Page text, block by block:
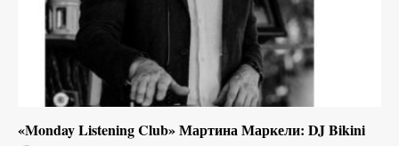
«Monday Listening Club» Мартина Маркели: DJ Bikini